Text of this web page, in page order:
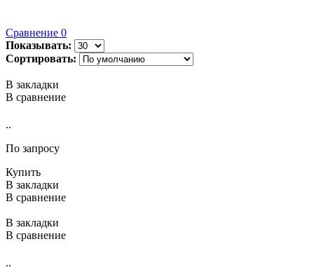
Сравнение 0
Показывать:
Сортировать:
В закладки
В сравнение
..
По запросу
Купить
В закладки
В сравнение
В закладки
В сравнение
..